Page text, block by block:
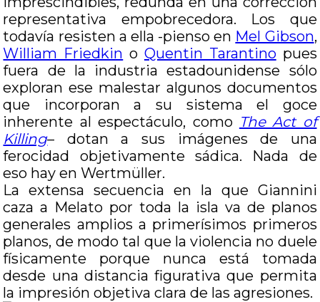
representativa empobrecedora. Los que
todavía resisten a ella -pienso en Mel Gibson,
William Friedkin o Quentin Tarantinopues
fuera de la industria estadounidense sólo
exploran ese malestar algunos documentos
que incorporan a su sistema el goce
inherente al espectáculo, como The Act of
Killing– dotan a sus imágenes de una
ferocidad objetivamente sádica. Nada de
eso hay en Wertmüller.
La extensa secuencia en la que Giannini
caza a Melato por toda la isla va de planos
generales amplios a primerísimos primeros
planos, de modo tal que la violencia no duele
físicamente porque nunca está tomada
desde una distancia figurativa que permita
la impresión objetiva clara de las agresiones.